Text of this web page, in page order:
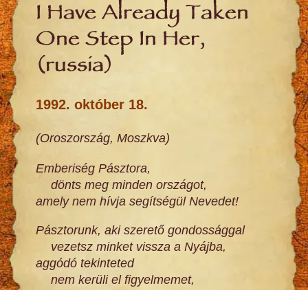
I Have Already Taken
One Step In Her,
(russia)
1992. október 18.
(Oroszország, Moszkva)
Emberiség Pásztora,
dönts meg minden országot,
amely nem hívja segítségül Nevedet!
Pásztorunk, aki szerető gondossággal
vezetsz minket vissza a Nyájba,
aggódó tekinteted
nem kerüli el figyelmemet,